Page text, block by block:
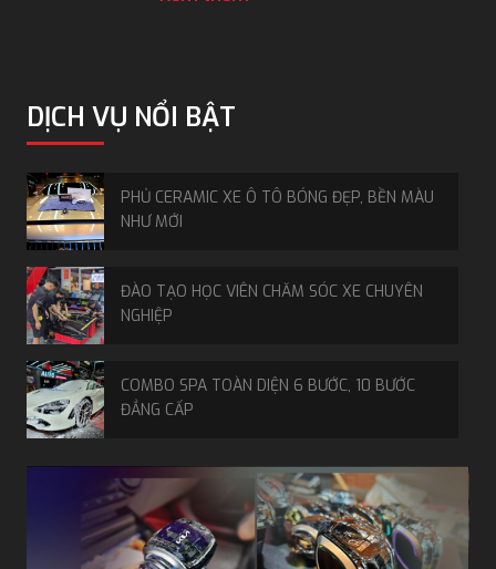
DỊCH VỤ NỔI BẬT
PHỦ CERAMIC XE Ô TÔ BÓNG ĐẸP, BỀN MÀU
NHƯ MỚI
ĐÀO TẠO HỌC VIÊN CHĂM SÓC XE CHUYÊN
NGHIỆP
COMBO SPA TOÀN DIỆN 6 BƯỚC, 10 BƯỚC
ĐẲNG CẤP